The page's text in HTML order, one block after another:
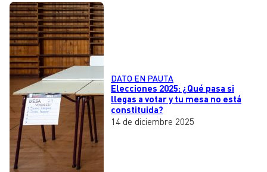
Lo Último
Ciudad
Radio en vivo
Tendencias Deportes
Entretención y Cultura
Dato en Pauta
Contenido Patrocinado
DATO EN PAUTA
Elecciones 2025: ¿Qué pasa si
llegas a votar y tu mesa no está
constituida?
14 de diciembre 2025